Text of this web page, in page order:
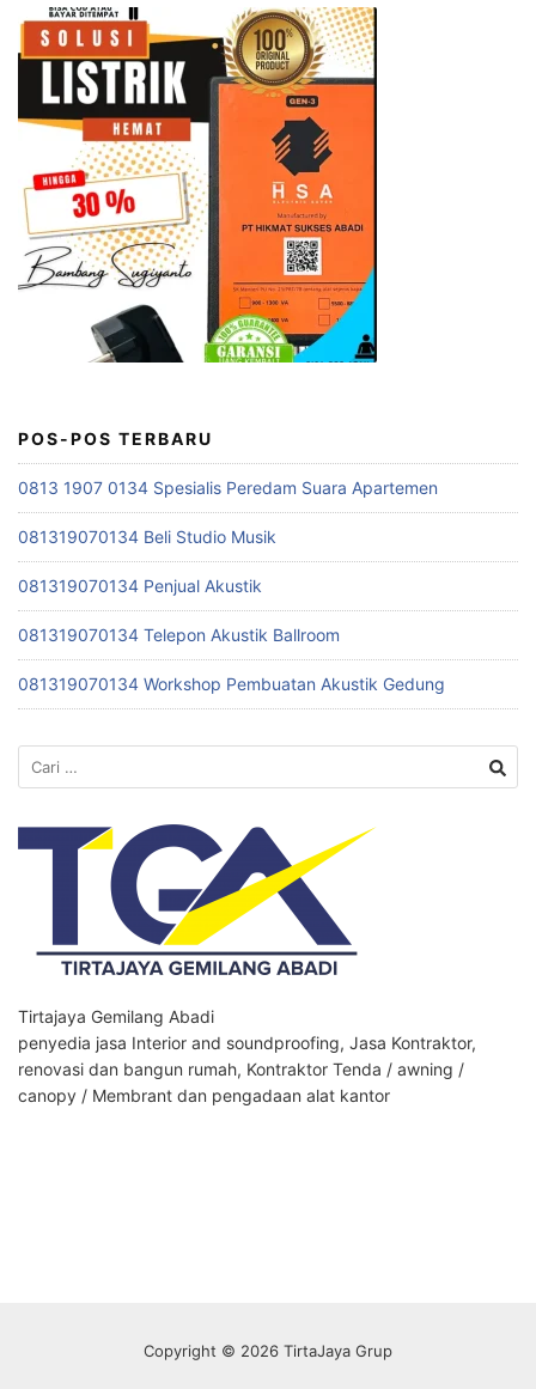
POS-POS TERBARU
0813 1907 0134 Spesialis Peredam Suara Apartemen
081319070134 Beli Studio Musik
081319070134 Penjual Akustik
081319070134 Telepon Akustik Ballroom
081319070134 Workshop Pembuatan Akustik Gedung
Cari
untuk:
Tirtajaya Gemilang Abadi
penyedia jasa Interior and soundproofing, Jasa Kontraktor,
renovasi dan bangun rumah, Kontraktor Tenda / awning /
canopy / Membrant dan pengadaan alat kantor
Copyright © 2026 TirtaJaya Grup